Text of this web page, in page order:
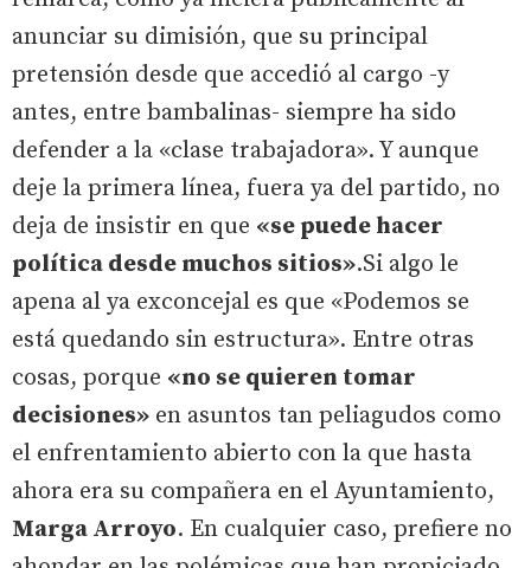
anunciar su dimisión, que su principal
pretensión desde que accedió al cargo -y
antes, entre bambalinas- siempre ha sido
defender a la «clase trabajadora». Y aunque
deje la primera línea, fuera ya del partido, no
deja de insistir en que «se puede hacer
política desde muchos sitios».Si algo le
apena al ya exconcejal es que «Podemos se
está quedando sin estructura». Entre otras
cosas, porque «no se quieren tomar
decisiones» en asuntos tan peliagudos como
el enfrentamiento abierto con la que hasta
ahora era su compañera en el Ayuntamiento,
Marga Arroyo. En cualquier caso, prefiere no